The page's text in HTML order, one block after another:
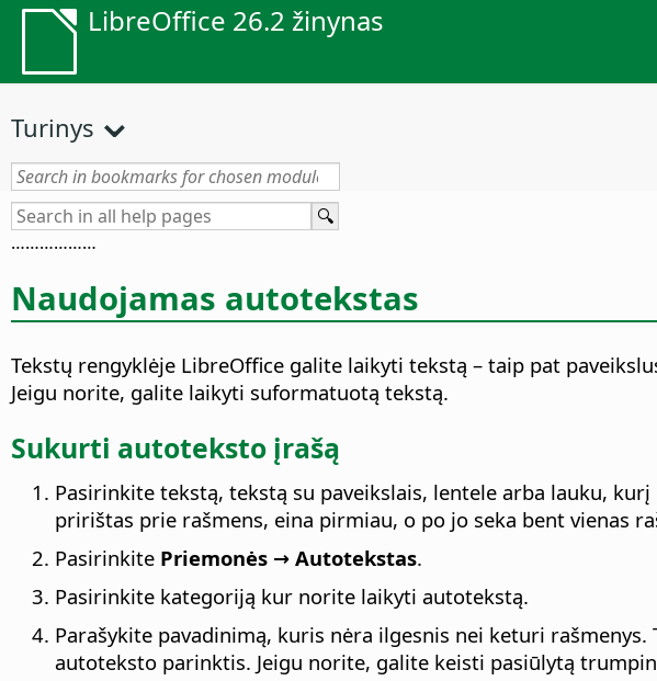
LibreOffice 26.2 žinynas
Turinys
………………
Naudojamas autotekstas
Tekstų rengyklėje LibreOffice galite laikyti tekstą – taip pat
Jeigu norite, galite laikyti suformatuotą tekstą.
Sukurti autoteksto įrašą
Pasirinkite tekstą, tekstą su paveikslais, lentele arba lauku,
pririštas prie rašmens, eina pirmiau, o po jo seka bent vienas
Pasirinkite Priemonės → Autotekstas.
Pasirinkite kategoriją kur norite laikyti autotekstą.
Parašykite pavadinimą, kuris nėra ilgesnis nei keturi rašmenys.
autoteksto parinktis. Jeigu norite, galite keisti pasiūlytą